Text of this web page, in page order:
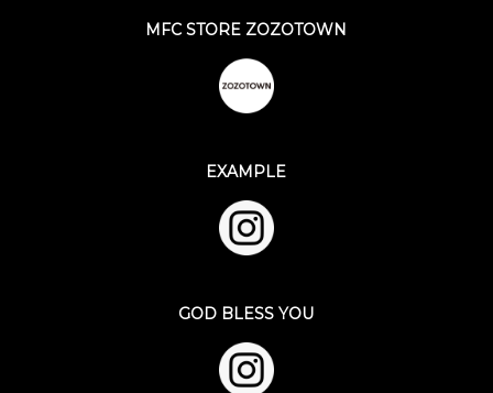
MFC STORE ZOZOTOWN
EXAMPLE
GOD BLESS YOU